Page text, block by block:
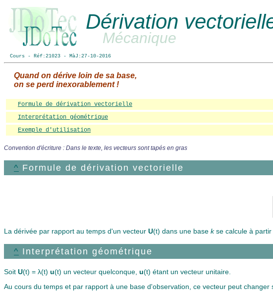
Dérivation
Mécanique
Cours - Réf:21023 - MàJ:27-10-2016
Quand on dérive loin de sa base,
on se perd inexorablement !
Formule de dérivation vectorielle
Interprétation géométrique
Exemple d'utilisation
Convention d'écriture : Dans le texte, les vecteurs sont tapés en gras
^ Formule de dérivation vectorielle
La dérivée par rapport au temps d'un vecteur U(t) dans une base kse calcule à partir
^ Interprétation géométrique
Soit U(t) = λ(t) u(t) un vecteur quelconque, u(t) étant un vecteur unitaire.
Au cours du temps et par rapport à une base d'observation, ce vecteur peut